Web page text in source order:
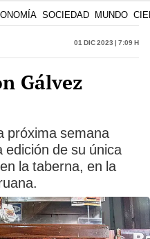
SOCIEDAD MUNDO
01 Dic 2023 | 7:09 h
Gálvez
próxima semana
de su única
la taberna, en la